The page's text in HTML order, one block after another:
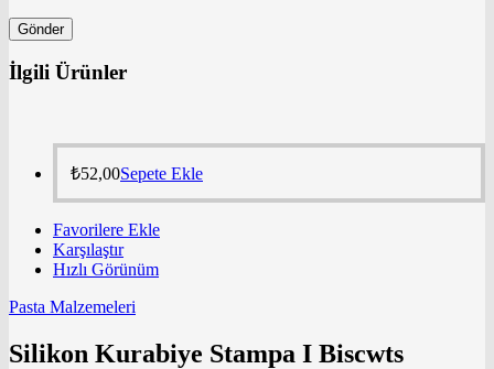
İlgili Ürünler
₺52,00Sepete Ekle
Favorilere Ekle
Karşılaştır
Hızlı Görünüm
Pasta Malzemeleri
Silikon Kurabiye Stampa I Biscwts